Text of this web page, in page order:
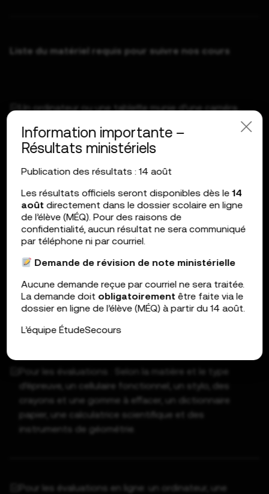
Liste du matériel requis pour suivre nos cours
Un ordinateur ou une tablette munie d’une caméra,
Le navigateur Chrome mis à jour
Les logiciels pour les mesures d’aide indiquées au plan
d’intervention (ex. : WordQ, Lexibar, Antidote)
Pour les évaluations : Selon la matière et le type
d’épreuve, un cellulaire fonctionnel, un stylo, des
crayons et une gomme à effacer, un dictionnaire
papier, une calculatrice scientifique et des
instruments de géométrie.
Pour les évaluations en ligne: un ordinateur, une
Information importante –
Résultats ministériels
Publication des résultats : 14 août
Les résultats officiels seront disponibles dès le14
août directement dans le dossier scolaire en ligne
de l’élève (MÉQ). Pour des raisons de
confidentialité, aucun résultat ne sera communiqué
par téléphone ni par courriel.
Demande de révision de note ministérielle
Aucune demande reçue par courriel ne sera traitée.
La demande doit obligatoirement être faite via le
dossier en ligne de l’élève (MÉQ) à partir du 14 août.
L’équipe ÉtudeSecours